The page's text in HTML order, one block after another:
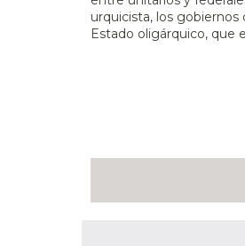
urquicista, los gobiernos
Estado oligárquico, que